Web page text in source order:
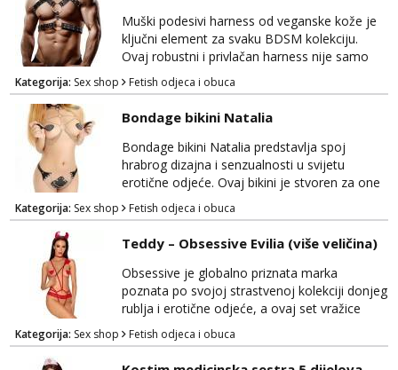
crne jockstrap gaće kombiniraju izdržljivu
tkaninu i anatomski oblikovani diza...
Muški podesivi harness od veganske kože je
ključni element za svaku BDSM kolekciju.
Ovaj robustni i privlačan harness nije samo
modni izraz, već i praktičan dodatak za
istraživanje svijeta dominacije i podložnosti.
Izrađen od visokokvalitetne veganske kože,
ovaj harness je ne samo estetski privlačan,
već i udoban za nošenje. Podesive trake
omogućuju vam prilagodbu veličine za
savršeno pristajan...
Kategorija: Sex shop Fetish odjeca i obuca
Bondage bikini Natalia
Bondage bikini Natalia predstavlja spoj
hrabrog dizajna i senzualnosti u svijetu
erotične odjeće. Ovaj bikini je stvoren za one
koji žele izraziti svoju unutarnju strast i
samopouzdanje, istovremeno dodajući dozu
tajanstvenosti i provociranja. Ovaj bikini je
ukrašen metalnim lančićima i dijelovima od
umjetne kože, što mu daje karakterističan
BDSM izgled. Bondage bikini Natalia ne samo
da ist...
Kategorija: Sex shop Fetish odjeca i obuca
Teddy – Obsessive Evilia (više veličina)
Obsessive je globalno priznata marka
poznata po svojoj strastvenoj kolekciji donjeg
rublja i erotične odjeće, a ovaj set vražice
predstavlja vrhunac senzualnosti i privlačnosti.
Nećete moći ostati ravnodušni pred njegovim
neodoljivim šarmom i zavodljivim izgledom.
Kategorija: Sex shop Fetish odjeca i obuca